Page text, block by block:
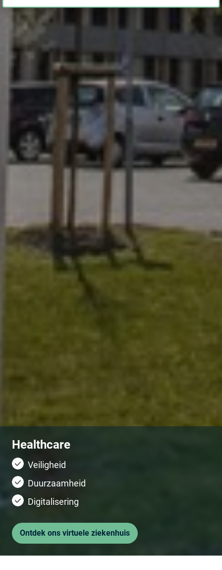
Healthcare
Veiligheid
Duurzaamheid
Digitalisering
Ontdek ons virtuele ziekenhuis